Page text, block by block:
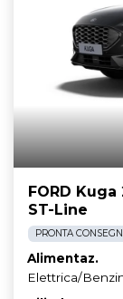
FORD
ST-Line
PRONTA
Alimentaz.
Elettrica/